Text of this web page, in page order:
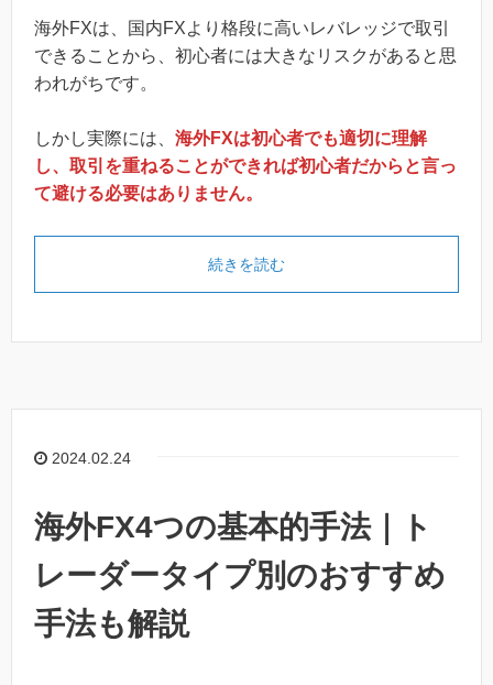
海外FXは、国内FXより格段に高いレバレッジで取引
できることから、初心者には大きなリスクがあると思
われがちです。
しかし実際には、 海外FXは初心者でも適切に理解
し、取引を重ねることができれば初心者だからと言っ
て避ける必要はありません。
続きを読む
2024.02.24
海外FX4つの基本的手法｜ト
レーダータイプ別のおすすめ
手法も解説